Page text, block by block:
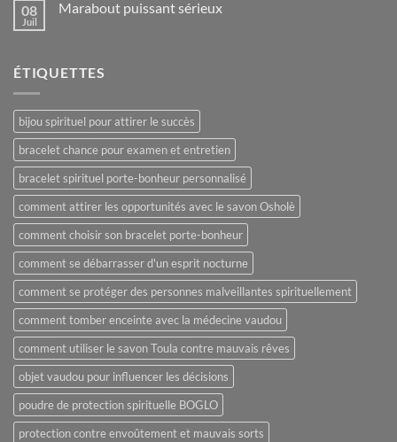
08
Juil
Marabout puissant sérieux
ÉTIQUETTES
bijou spirituel pour attirer le succès
bracelet chance pour examen et entretien
bracelet spirituel porte-bonheur personnalisé
comment attirer les opportunités avec le savon Osholè
comment choisir son bracelet porte-bonheur
comment se débarrasser d'un esprit nocturne
comment se protéger des personnes malveillantes spirituellement
comment tomber enceinte avec la médecine vaudou
comment utiliser le savon Toula contre mauvais rêves
objet vaudou pour influencer les décisions
poudre de protection spirituelle BOGLO
protection contre envoûtement et mauvais sorts